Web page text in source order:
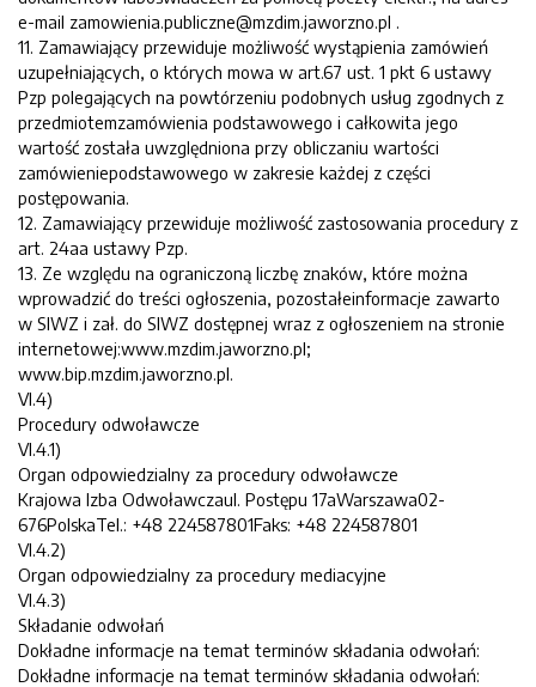
e-mail zamowienia.publiczne@mzdim.jaworzno.pl .
11. Zamawiający przewiduje możliwość wystąpienia zamówień
uzupełniających, o których mowa w art.67 ust. 1 pkt 6 ustawy
Pzp polegających na powtórzeniu podobnych usług zgodnych z
przedmiotemzamówienia podstawowego i całkowita jego
wartość została uwzględniona przy obliczaniu wartości
zamówieniepodstawowego w zakresie każdej z części
postępowania.
12. Zamawiający przewiduje możliwość zastosowania procedury z
art. 24aa ustawy Pzp.
13. Ze względu na ograniczoną liczbę znaków, które można
wprowadzić do treści ogłoszenia, pozostałeinformacje zawarto
w SIWZ i zał. do SIWZ dostępnej wraz z ogłoszeniem na stronie
internetowej:www.mzdim.jaworzno.pl;
www.bip.mzdim.jaworzno.pl.
VI.4)
Procedury odwoławcze
VI.4.1)
Organ odpowiedzialny za procedury odwoławcze
Krajowa Izba Odwoławczaul. Postępu 17aWarszawa02-
676PolskaTel.: +48 224587801Faks: +48 224587801
VI.4.2)
Organ odpowiedzialny za procedury mediacyjne
VI.4.3)
Składanie odwołań
Dokładne informacje na temat terminów składania odwołań:
Dokładne informacje na temat terminów składania odwołań: